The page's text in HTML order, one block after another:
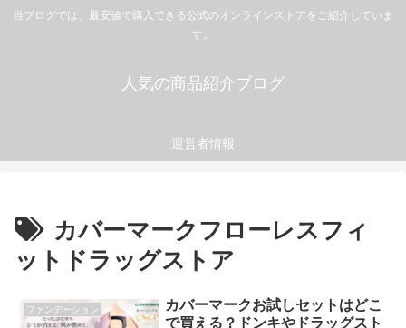
当ブログでは、最安値で購入できる公式のオンラインストアをご紹介していま
す。
人気の商品紹介ブログ
運営者情報
カバーマークフローレスフィ
ットドラッグストア
ファンデーション
カバーマークお試しセットはどこ
で買える？ドンキやドラッグスト